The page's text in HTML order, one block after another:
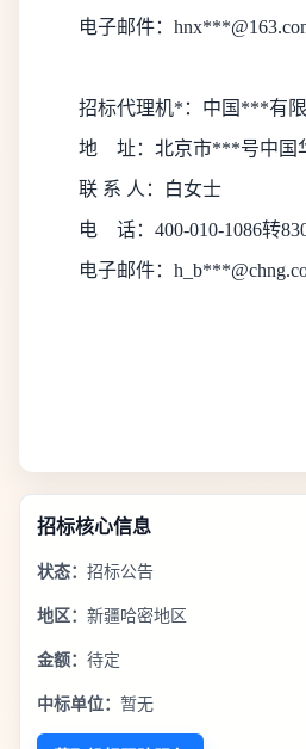
电子邮件：
招标代理机*： 中国***有
地
址： 北京市***号中国
联 系 人：
白女士
电
话： 400-010-1086转
电子邮件：
招标核心信息
状态： 招标公告
地区： 新疆哈密地区
金额： 待定
中标单位： 暂无